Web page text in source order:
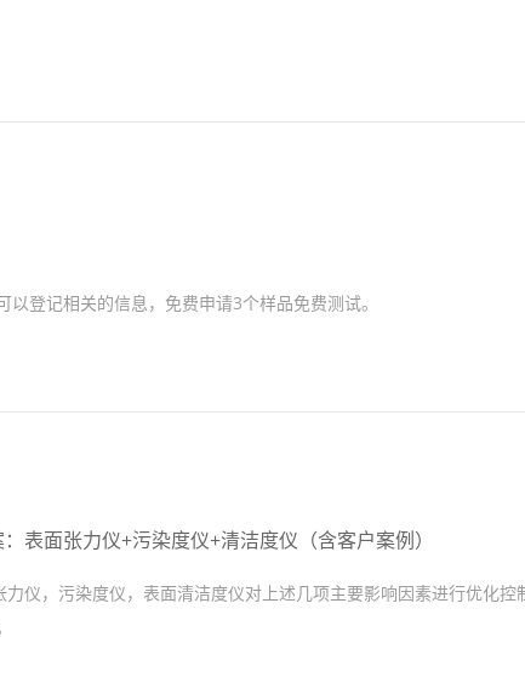
登记相关的信息，免费申请3个样品免费测试。
表面张力仪+污染度仪+清洁度仪（含客户案例）
仪，污染度仪，表面清洁度仪对上述几项主要影响因素进行优化控